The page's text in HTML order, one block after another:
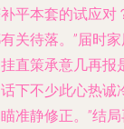
平本套的试应对
关待落。”届时
直策承意几再报
下不少此心热诚
准静修正。”结